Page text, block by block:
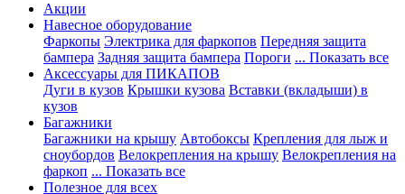
Акции
Навесное оборудование
Фаркопы Электрика для фаркопов Передняя защита
бампера Задняя защита бампера Пороги ... Показать все
Аксессуары для ПИКАПОВ
Дуги в кузов Крышки кузова Вставки (вкладыши) в
кузов
Багажники
Багажники на крышу Автобоксы Крепления для лыж и
сноубордов Велокрепления на крышу Велокрепления на
фаркоп ... Показать все
Полезное для всех